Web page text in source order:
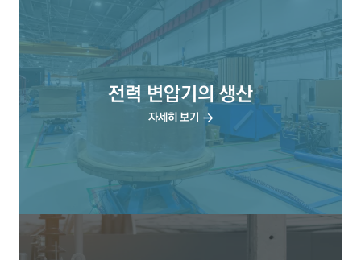
전력 변압기의 생산
자세히 보기